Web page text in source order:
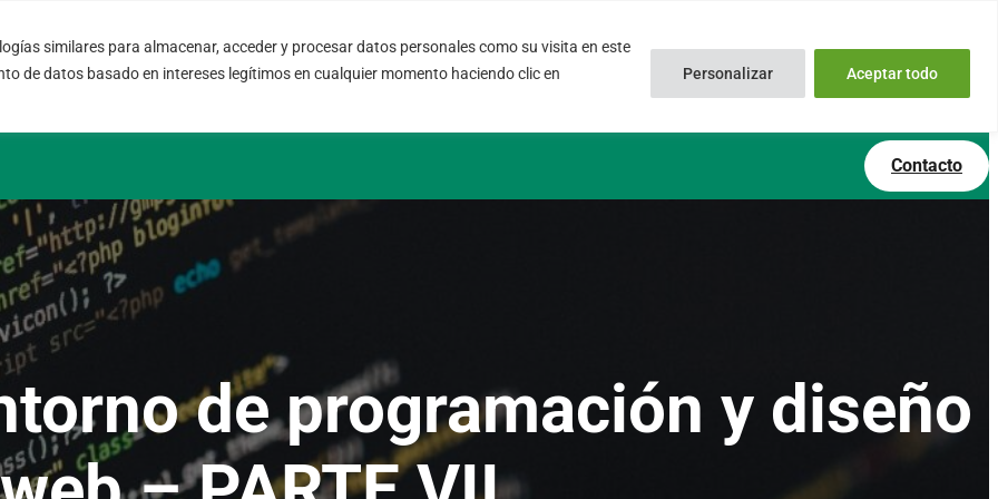
similares para almacenar, acceder y procesar datos personales como su visita en este
de datos basado en intereses legítimos en cualquier momento haciendo clic en
Personalizar Aceptar todo
08004 – Barcelona
Cataluña – España
info@fortinux.com
0034 – 644 79 25 79
Lun – Vie 9:00 AM a 6:00PM
Contacto
de programación y diseño